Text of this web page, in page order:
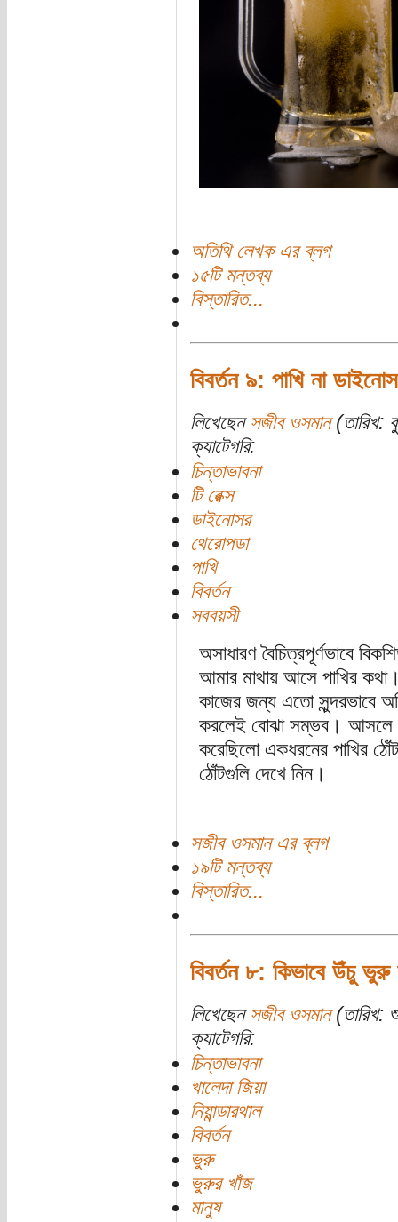
অতিথি লেখক এর ব্লগ
১৫টি মন্তব্য
বিস্তারিত...
বিবর্তন ৯: পাখি না
লিখেছেন সজীব ওসমান(তারিখ:
ক্যাটেগরি:
চিন্তাভাবনা
টি রেক্স
ডাইনোসর
থেরোপডা
পাখি
বিবর্তন
সববয়সী
অসাধারণ বৈচিত্রপূর্ণভাবে
আমার মাথায় আসে পাখির কথা।
কাজের জন্য এতো সুন্দরভাবে
করলেই বোঝা সম্ভব। আসলে
করেছিলো একধরনের পাখির
ঠোঁটগুলি দেখে নিন।
সজীব ওসমান এর ব্লগ
১৯টি মন্তব্য
বিস্তারিত...
বিবর্তন ৮: কিভাবে উঁচু ভুরু
লিখেছেন সজীব ওসমান(তারিখ:
ক্যাটেগরি:
চিন্তাভাবনা
খালেদা জিয়া
নিয়ান্ডারথাল
বিবর্তন
ভুরু
ভুরুর খাঁজ
মানুষ